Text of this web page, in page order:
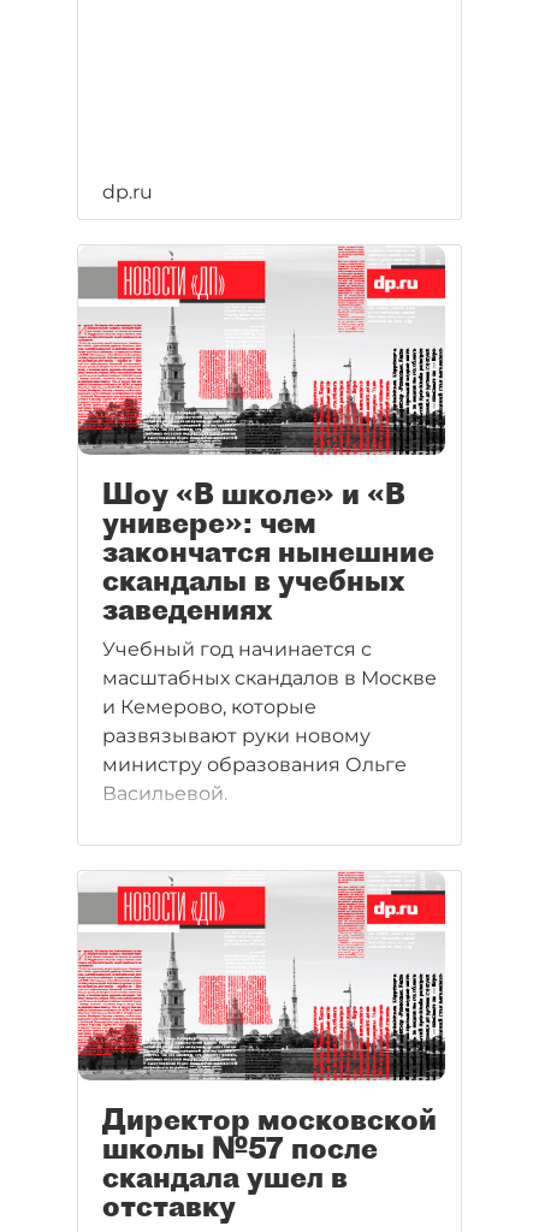
dp.ru
Шоу «В школе» и «В
универе»: чем
закончатся нынешние
скандалы в учебных
заведениях
Учебный год начинается с
масштабных скандалов в Москве
и Кемерово, которые
развязывают руки новому
министру образования Ольге
Васильевой.
Директор московской
школы №57 после
скандала ушел в
отставку